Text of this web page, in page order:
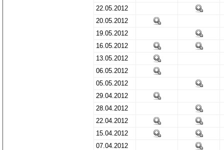
22.05.2012
20.05.2012
19.05.2012
16.05.2012
13.05.2012
06.05.2012
05.05.2012
29.04.2012
28.04.2012
22.04.2012
15.04.2012
07.04.2012